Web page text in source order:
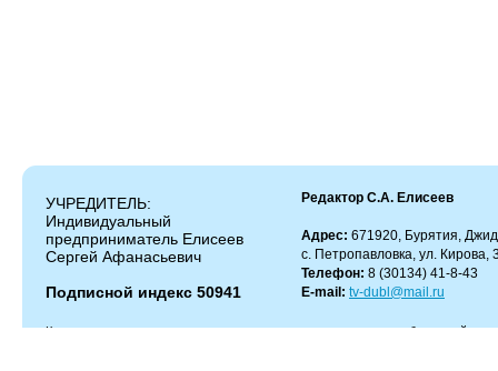
УЧРЕДИТЕЛЬ:
Индивидуальный
предприниматель Елисеев
Сергей Афанасьевич
Подписной индекс 50941
Редактор С.А. Елисеев
Адрес: 671920, Бурятия,
с. Петропавловка, ул. Кирова,
Телефон: 8 (30134) 41-8-43
E-mail: tv-dubl@mail.ru
Копирование и цитирование материалов разрешено только с работающей